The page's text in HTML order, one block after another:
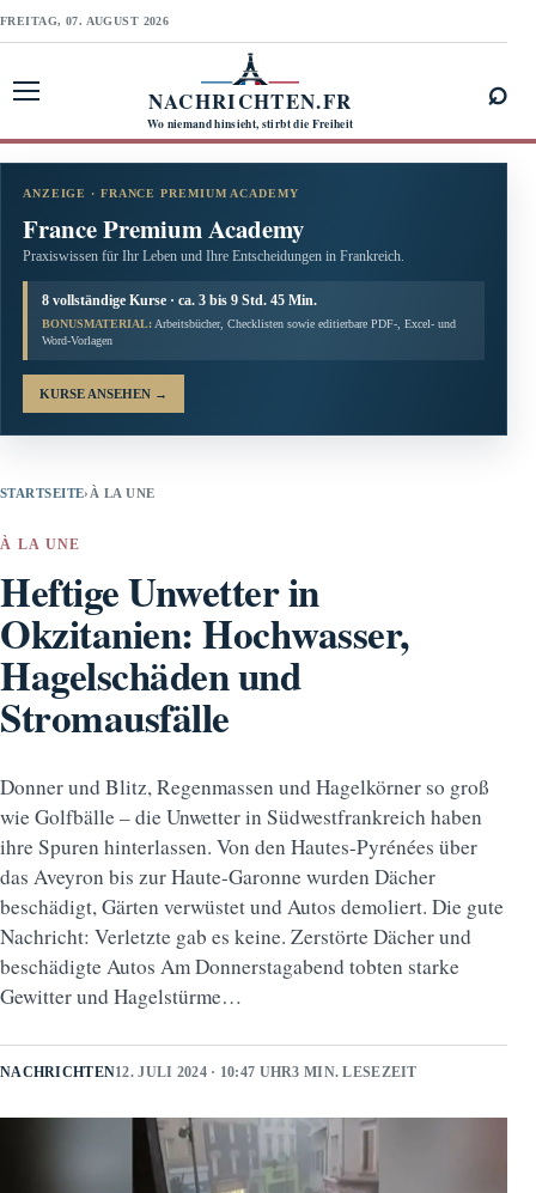
FREITAG, 07. AUGUST 2026
NACHRICHTEN.FR
Wo niemand hinsieht, stirbt die Freiheit
⌕
ANZEIGE · FRANCE PREMIUM ACADEMY
France Premium Academy
Praxiswissen für Ihr Leben und Ihre Entscheidungen in Frankreich.
8 vollständige Kurse · ca. 3 bis 9 Std. 45 Min.
BONUSMATERIAL: Arbeitsbücher, Checklisten sowie editierbare PDF-, Excel- und
Word-Vorlagen
KURSE ANSEHEN →
STARTSEITE› À LA UNE
À LA UNE
Heftige Unwetter in
Okzitanien: Hochwasser,
Hagelschäden und
Stromausfälle
Donner und Blitz, Regenmassen und Hagelkörner so groß
wie Golfbälle – die Unwetter in Südwestfrankreich haben
ihre Spuren hinterlassen. Von den Hautes-Pyrénées über
das Aveyron bis zur Haute-Garonne wurden Dächer
beschädigt, Gärten verwüstet und Autos demoliert. Die gute
Nachricht: Verletzte gab es keine. Zerstörte Dächer und
beschädigte Autos Am Donnerstagabend tobten starke
Gewitter und Hagelstürme…
NACHRICHTEN12. JULI 2024 · 10:47 UHR3 MIN. LESEZEIT